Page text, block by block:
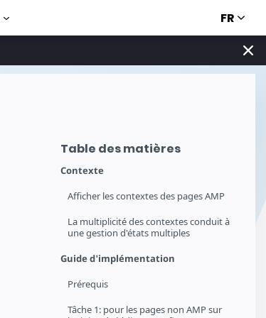
FR
Table des matières
Contexte
Afficher les contextes des pages AMP
La multiplicité des contextes conduit à
une gestion d'états multiples
Guide d'implémentation
Prérequis
Tâche 1: pour les pages non AMP sur